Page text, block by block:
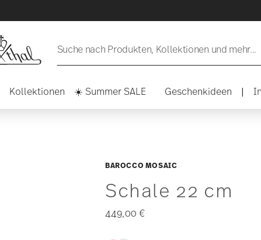
Suche nach Produkten, Kollektionen und mehr...
Kollektionen ☀️ Summer SALE Geschenkideen |
BAROCCO MOSAIC
Schale 22 cm
449,00 €